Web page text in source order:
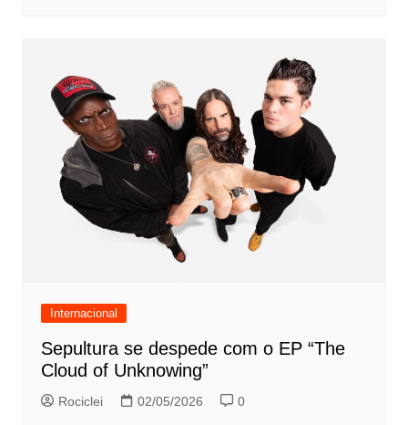
Internacional
Sepultura se despede com o EP “The
Cloud of Unknowing”
Rociclei 02/05/2026 0